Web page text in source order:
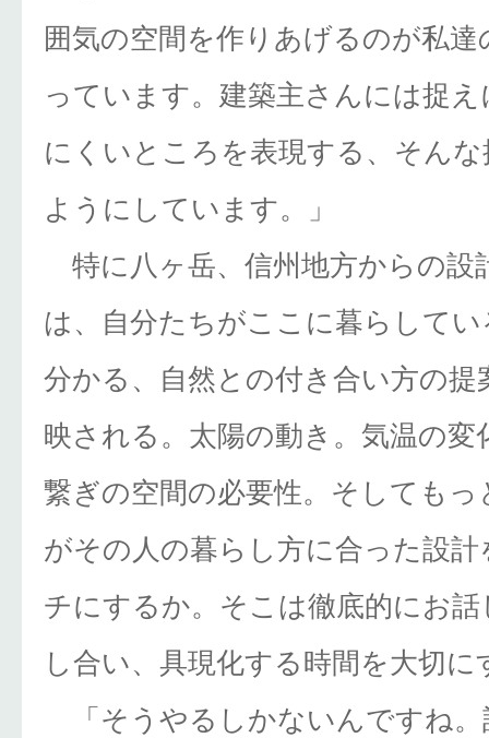
囲気の空間を作りあげるのが私達
っています。建築主さんには捉
にくいところを表現する、そん
ようにしています。」
特に八ヶ岳、信州地方からの設
は、自分たちがここに暮らして
分かる、自然との付き合い方の提
映される。太陽の動き。気温の変
繋ぎの空間の必要性。そしてもっ
がその人の暮らし方に合った設
チにするか。そこは徹底的にお
し合い、具現化する時間を大切に
「そうやるしかないんですね。